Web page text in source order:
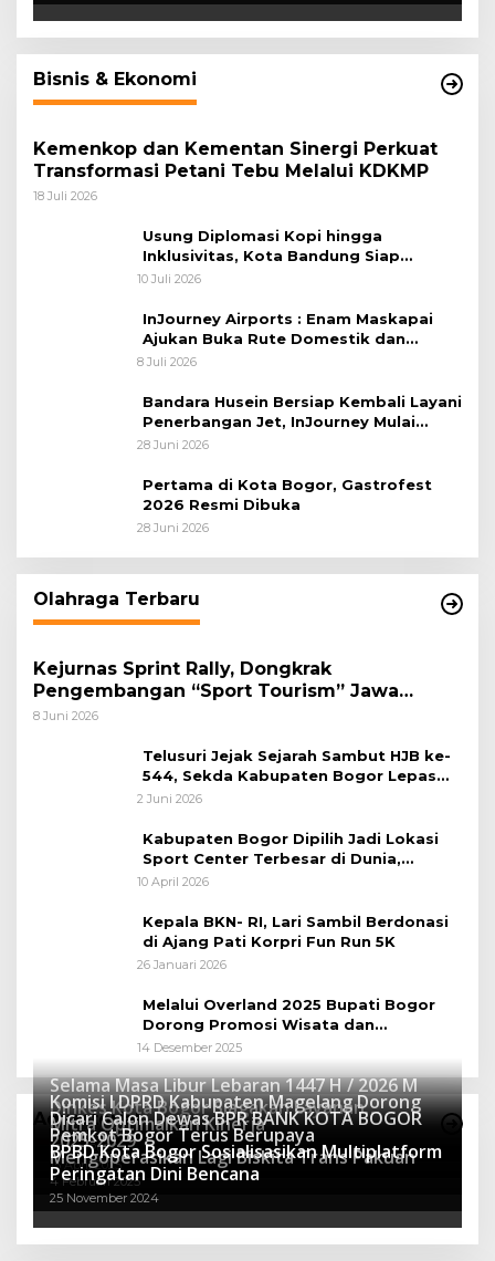
Bisnis & Ekonomi
Kemenkop dan Kementan Sinergi Perkuat
Transformasi Petani Tebu Melalui KDKMP
18 Juli 2026
Usung Diplomasi Kopi hingga
Inklusivitas, Kota Bandung Siap
Sambut 25 Duta Besar di Festival Asia
10 Juli 2026
InJourney Airports : Enam Maskapai
Ajukan Buka Rute Domestik dan
Internasional dari Bandara Husein
8 Juli 2026
Bandara Husein Bersiap Kembali Layani
Penerbangan Jet, InJourney Mulai
Tahap Optimalisasi
28 Juni 2026
Pertama di Kota Bogor, Gastrofest
2026 Resmi Dibuka
28 Juni 2026
Olahraga Terbaru
Kejurnas Sprint Rally, Dongkrak
Pengembangan “Sport Tourism” Jawa
Tengah
8 Juni 2026
Telusuri Jejak Sejarah Sambut HJB ke-
544, Sekda Kabupaten Bogor Lepas
Gowes Napak Tilas Bogor
2 Juni 2026
Kabupaten Bogor Dipilih Jadi Lokasi
Sport Center Terbesar di Dunia,
Peluang Tingkatkan Pertumbuhan
10 April 2026
Kepala BKN- RI, Lari Sambil Berdonasi
di Ajang Pati Korpri Fun Run 5K
26 Januari 2026
Melalui Overland 2025 Bupati Bogor
Dorong Promosi Wisata dan
Pelestarian Alam
14 Desember 2025
Advertorial
Selama Masa Libur Lebaran 1447 H / 2026 M
Dinkes Kota Bogor Siagakan Layanan
Kesehatan
16 Maret 2026
Komisi I DPRD Kabupaten Magelang Dorong
Mitra Optimalkan Kinerja
27 Mei 2025
Dicari Calon Dewas BPR BANK KOTA BOGOR
2025-2029
15 April 2025
Pemkot Bogor Terus Berupaya
Mengoperasikan Lagi Biskita Trans Pakuan
4 Februari 2025
BPBD Kota Bogor Sosialisasikan Multiplatform
Peringatan Dini Bencana
25 November 2024